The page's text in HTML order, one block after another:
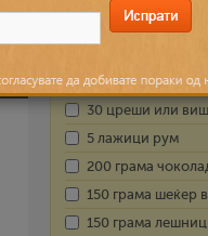
Лесно 10 лица
30 цреши или
5 лажици рум
200 грама
150 грама шеќер
150 грама